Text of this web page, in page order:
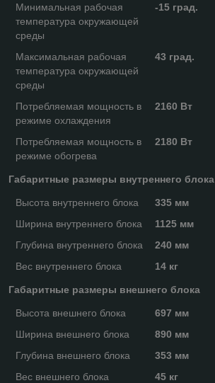
Минимальная рабочая
температура окружающей
среды
-15 град.
Максимальная рабочая
температура окружающей
среды
43 град.
Потребляемая мощность в
режиме охлаждения
2160 Вт
Потребляемая мощность в
режиме обогрева
2180 Вт
Габаритные размеры внутреннего блока
Высота внутреннего блока
335 мм
Ширина внутреннего блока
1125 мм
Глубина внутреннего блока
240 мм
Вес внутреннего блока
14 кг
Габаритные размеры внешнего блока
Высота внешнего блока
697 мм
Ширина внешнего блока
890 мм
Глубина внешнего блока
353 мм
Вес внешнего блока
45 кг